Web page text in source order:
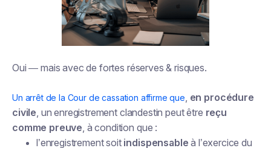
Oui — mais avec de fortes réserves & risques.
Un arrêt de la Cour de cassation affirme que, en procédure
civile, un enregistrement clandestin peut être reçu
comme preuve, à condition que :
l’enregistrement soit indispensable à l’exercice du